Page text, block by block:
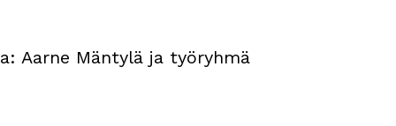
Aarne Mäntylä ja työryhmä